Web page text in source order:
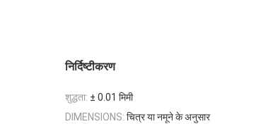
निर्दिष्टीकरण
शुद्धता: ± 0.01 मिमी
DIMENSIONS: चित्र या नमूने के अनुसार